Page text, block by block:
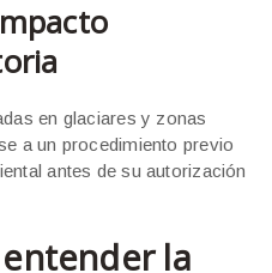
en glaciares y zonas
a un procedimiento previo
antes de su autorización
entender la